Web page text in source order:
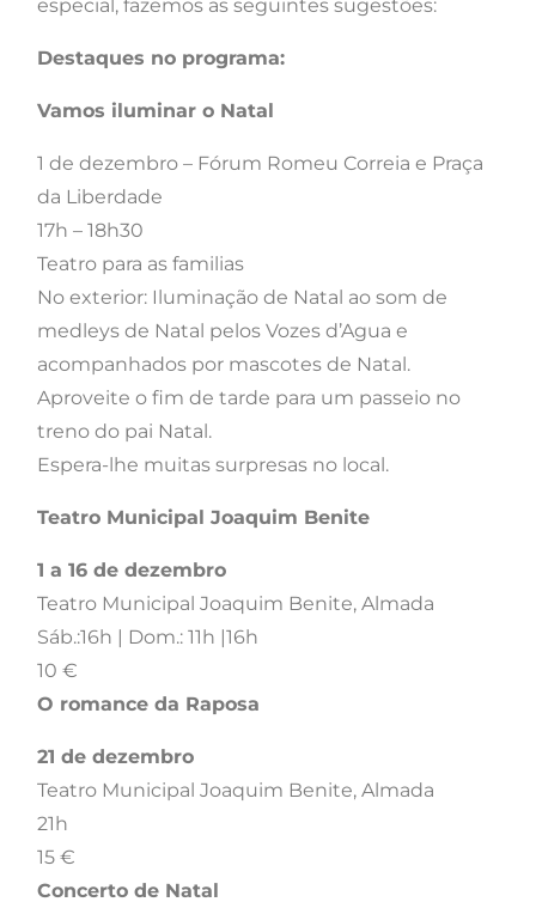
especial, fazemos as seguintes sugestões:
Destaques no programa:
Vamos iluminar o Natal
1 de dezembro – Fórum Romeu Correia e Praça
da Liberdade
17h – 18h30
Teatro para as familias
No exterior: Iluminação de Natal ao som de
medleys de Natal pelos Vozes d’Agua e
acompanhados por mascotes de Natal.
Aproveite o fim de tarde para um passeio no
treno do pai Natal.
Espera-lhe muitas surpresas no local.
Teatro Municipal Joaquim Benite
1 a 16 de dezembro
Teatro Municipal Joaquim Benite, Almada
Sáb.:16h | Dom.: 11h |16h
10 €
O romance da Raposa
21 de dezembro
Teatro Municipal Joaquim Benite, Almada
21h
15 €
Concerto de Natal